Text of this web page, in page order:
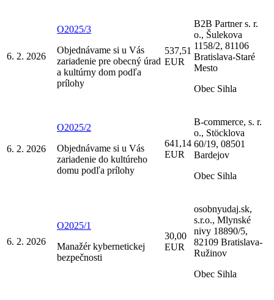
6. 2. 2026
O2025/3
Objednávame si u Vás
zariadenie pre obecný úrad
a kultúrny dom podľa
prílohy
537,51
EUR
B2B Partner s. r.
o., Šulekova
1158/2, 81106
Bratislava-Staré
Mesto
Obec Sihla
6. 2. 2026
O2025/2
Objednávame si u Vás
zariadenie do kultúreho
domu podľa prílohy
641,14
EUR
B-commerce, s. r.
o., Stöcklova
60/19, 08501
Bardejov
Obec Sihla
6. 2. 2026
O2025/1
Manažér kybernetickej
bezpečnosti
30,00
EUR
osobnyudaj.sk,
s.r.o., Mlynské
nivy 18890/5,
82109 Bratislava-
Ružinov
Obec Sihla